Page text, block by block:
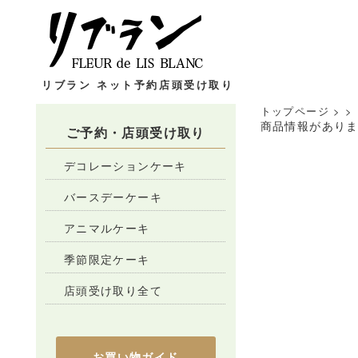
リブラン ネット予約店頭受け取り
ご予約・店頭受け取り
デコレーションケーキ
バースデーケーキ
アニマルケーキ
季節限定ケーキ
店頭受け取り全て
トップページ > >
商品情報があり